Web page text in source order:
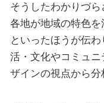
そうしたわかりづ
各地が地域の特色
といったほうが伝
活・文化やコミュ
ザインの視点から分